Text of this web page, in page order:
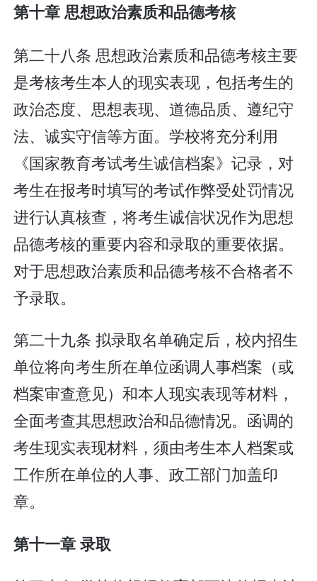
第十章 思想政治素质和品德考核
第二十八条 思想政治素质和品德考核主要
是考核考生本人的现实表现，包括考生的
政治态度、思想表现、道德品质、遵纪守
法、诚实守信等方面。学校将充分利用
《国家教育考试考生诚信档案》记录，对
考生在报考时填写的考试作弊受处罚情况
进行认真核查，将考生诚信状况作为思想
品德考核的重要内容和录取的重要依据。
对于思想政治素质和品德考核不合格者不
予录取。
第二十九条 拟录取名单确定后，校内招生
单位将向考生所在单位函调人事档案（或
档案审查意见）和本人现实表现等材料，
全面考查其思想政治和品德情况。函调的
考生现实表现材料，须由考生本人档案或
工作所在单位的人事、政工部门加盖印
章。
第十一章 录取